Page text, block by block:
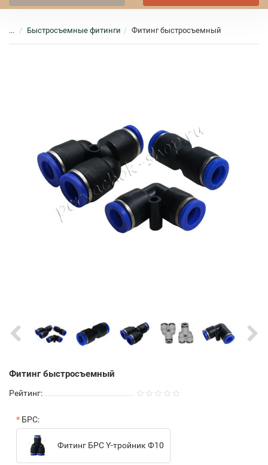
... Быстросъемные фитинги Фитинг быстросъемный
Фитинг быстросъемный
Рейтинг:
БРС:
Фитинг БРС Y-тройник Ф10